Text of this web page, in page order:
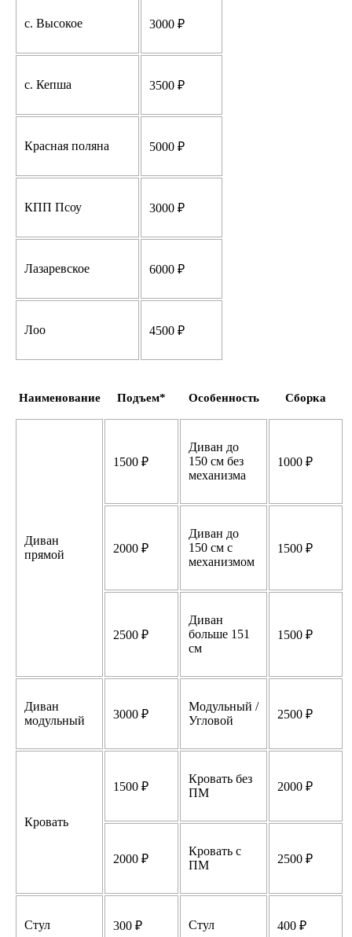
с. Высокое 3000 ₽
с. Кепша 3500 ₽
Красная поляна 5000 ₽
КПП Псоу 3000 ₽
Лазаревское 6000 ₽
Лоо 4500 ₽
Наименование Подъем* Особенность Сборка
Диван
прямой
1500 ₽
Диван до
150 см без
механизма
1000 ₽
2000 ₽
Диван до
150 см с
механизмом
1500 ₽
2500 ₽
Диван
больше 151
см
1500 ₽
Диван
модульный
3000 ₽
Модульный /
Угловой
2500 ₽
Кровать
1500 ₽
Кровать без
ПМ
2000 ₽
2000 ₽
Кровать с
ПМ
2500 ₽
Стул 300 ₽ Стул 400 ₽